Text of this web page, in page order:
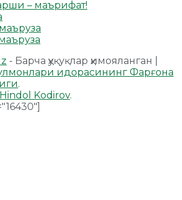
– маърифат!
- Барча ҳуқуқлар ҳимояланган |
идорасининг Фарғона
.
Hindol Kodirov.